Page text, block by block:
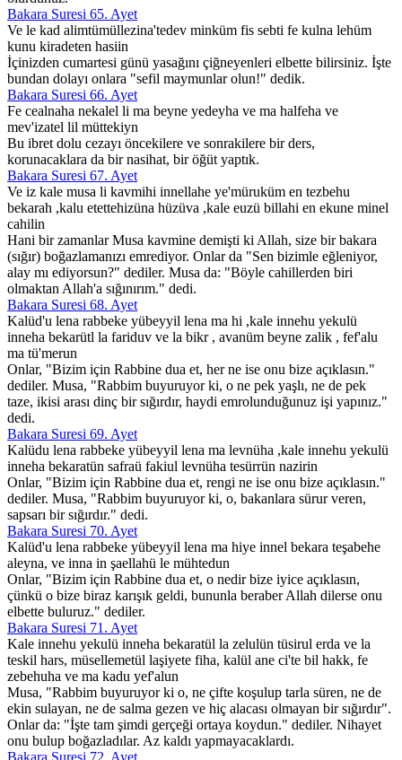
Bakara Suresi 65. Ayet
Ve le kad alimtümüllezina'tedev minküm fis sebti fe kulna lehüm
kunu kiradeten hasiin
İçinizden cumartesi günü yasağını çiğneyenleri elbette bilirsiniz. İşte
bundan dolayı onlara "sefil maymunlar olun!" dedik.
Bakara Suresi 66. Ayet
Fe cealnaha nekalel li ma beyne yedeyha ve ma halfeha ve
mev'izatel lil müttekiyn
Bu ibret dolu cezayı öncekilere ve sonrakilere bir ders,
korunacaklara da bir nasihat, bir öğüt yaptık.
Bakara Suresi 67. Ayet
Ve iz kale musa li kavmihi innellahe ye'müruküm en tezbehu
bekarah ,kalu etettehizüna hüzüva ,kale euzü billahi en ekune minel
cahilin
Hani bir zamanlar Musa kavmine demişti ki Allah, size bir bakara
(sığır) boğazlamanızı emrediyor. Onlar da "Sen bizimle eğleniyor,
alay mı ediyorsun?" dediler. Musa da: "Böyle cahillerden biri
olmaktan Allah'a sığınırım." dedi.
Bakara Suresi 68. Ayet
Kalüd'u lena rabbeke yübeyyil lena ma hi ,kale innehu yekulü
inneha bekarütl la fariduv ve la bikr , avanüm beyne zalik , fef'alu
ma tü'merun
Onlar, "Bizim için Rabbine dua et, her ne ise onu bize açıklasın."
dediler. Musa, "Rabbim buyuruyor ki, o ne pek yaşlı, ne de pek
taze, ikisi arası dinç bir sığırdır, haydi emrolunduğunuz işi yapınız."
dedi.
Bakara Suresi 69. Ayet
Kalüdu lena rabbeke yübeyyil lena ma levnüha ,kale innehu yekulü
inneha bekaratün safraü fakiul levnüha tesürrün nazirin
Onlar, "Bizim için Rabbine dua et, rengi ne ise onu bize açıklasın."
dediler. Musa, "Rabbim buyuruyor ki, o, bakanlara sürur veren,
sapsarı bir sığırdır." dedi.
Bakara Suresi 70. Ayet
Kalüd'u lena rabbeke yübeyyil lena ma hiye innel bekara teşabehe
aleyna, ve inna in şaellahü le mühtedun
Onlar, "Bizim için Rabbine dua et, o nedir bize iyice açıklasın,
çünkü o bize biraz karışık geldi, bununla beraber Allah dilerse onu
elbette buluruz." dediler.
Bakara Suresi 71. Ayet
Kale innehu yekulü inneha bekaratül la zelulün tüsirul erda ve la
teskil hars, müsellemetül laşiyete fiha, kalül ane ci'te bil hakk, fe
zebehuha ve ma kadu yef'alun
Musa, "Rabbim buyuruyor ki o, ne çifte koşulup tarla süren, ne de
ekin sulayan, ne de salma gezen ve hiç alacası olmayan bir sığırdır".
Onlar da: "İşte tam şimdi gerçeği ortaya koydun." dediler. Nihayet
onu bulup boğazladılar. Az kaldı yapmayacaklardı.